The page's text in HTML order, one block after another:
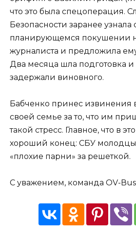
что это была спецоперация.
Безопасности заранее узнала
планирующемся покушении
журналиста и предложила
Два месяца шла подготовка и
задержали виновного.
Бабченко принес извинения
своей семье за то, что им
такой стресс. Главное, что в
хороший конец: СБУ
«плохие парни» за решеткой.
С уважением, команда OV-